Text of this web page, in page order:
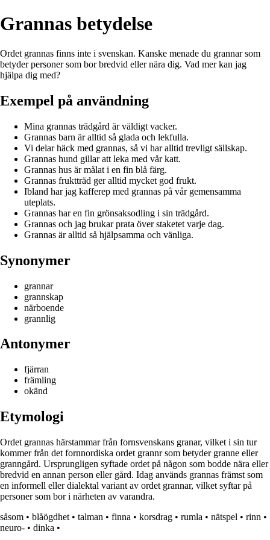
Grannas betydelse
Ordet grannas finns inte i svenskan. Kanske menade du grannar som
betyder personer som bor bredvid eller nära dig. Vad mer kan jag
hjälpa dig med?
Exempel på användning
Mina grannas trädgård är väldigt vacker.
Grannas barn är alltid så glada och lekfulla.
Vi delar häck med grannas, så vi har alltid trevligt sällskap.
Grannas hund gillar att leka med vår katt.
Grannas hus är målat i en fin blå färg.
Grannas fruktträd ger alltid mycket god frukt.
Ibland har jag kafferep med grannas på vår gemensamma
uteplats.
Grannas har en fin grönsaksodling i sin trädgård.
Grannas och jag brukar prata över staketet varje dag.
Grannas är alltid så hjälpsamma och vänliga.
Synonymer
grannar
grannskap
närboende
grannlig
Antonymer
fjärran
främling
okänd
Etymologi
Ordet grannas härstammar från fornsvenskans granar, vilket i sin tur
kommer från det fornnordiska ordet grannr som betyder granne eller
granngård. Ursprungligen syftade ordet på någon som bodde nära eller
bredvid en annan person eller gård. Idag används grannas främst som
en informell eller dialektal variant av ordet grannar, vilket syftar på
personer som bor i närheten av varandra.
såsom • blåögdhet • talman • finna • korsdrag • rumla • nätspel • rinn •
neuro- • dinka •